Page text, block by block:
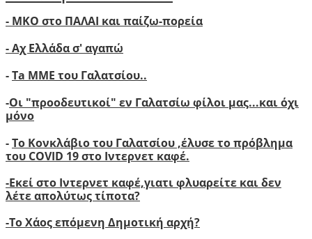
- ΜΚΟ στο ΠΑΛΑΙ και παίζω-πορεία
- Αχ Ελλάδα σ' αγαπώ
-Ta ΜΜΕ του Γαλατσίου..
-Οι "προοδευτικοί" εν Γαλατσίω φίλοι μας...και όχι
μόνο
-Το Κονκλάβιο του Γαλατσίου ,έλυσε το πρόβλημα
του COVID 19 στο Ιντερνετ καφέ.
-Εκεί στο Ιντερνετ καφέ,γιατι φλυαρείτε και δεν
λέτε απολύτως τίποτα?
-Το Χάος επόμενη Δημοτική αρχή?